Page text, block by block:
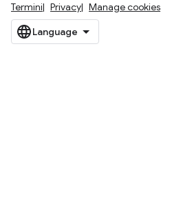
Termini Privacy Manage cookies